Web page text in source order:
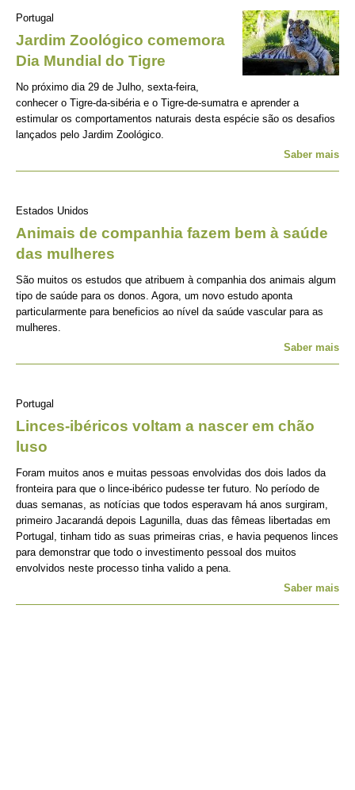
Portugal
Jardim Zoológico comemora
Dia Mundial do Tigre
No próximo dia 29 de Julho, sexta-feira,
conhecer o Tigre-da-sibéria e o Tigre-de-sumatra e aprender a
estimular os comportamentos naturais desta espécie são os desafios
lançados pelo Jardim Zoológico.
Saber mais
Estados Unidos
Animais de companhia fazem bem à saúde
das mulheres
São muitos os estudos que atribuem à companhia dos animais algum
tipo de saúde para os donos. Agora, um novo estudo aponta
particularmente para beneficios ao nível da saúde vascular para as
mulheres.
Saber mais
Portugal
Linces-ibéricos voltam a nascer em chão
luso
Foram muitos anos e muitas pessoas envolvidas dos dois lados da
fronteira para que o lince-ibérico pudesse ter futuro. No período de
duas semanas, as notícias que todos esperavam há anos surgiram,
primeiro Jacarandá depois Lagunilla, duas das fêmeas libertadas em
Portugal, tinham tido as suas primeiras crias, e havia pequenos linces
para demonstrar que todo o investimento pessoal dos muitos
envolvidos neste processo tinha valido a pena.
Saber mais